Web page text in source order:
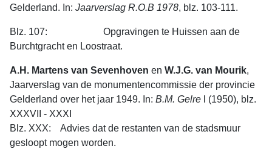
Gelderland. In: Jaarverslag R.O.B 1978, blz. 103-111.
Blz. 107: Opgravingen te Huissen aan de
Burchtgracht en Loostraat.
A.H. Martens van Sevenhoven en W.J.G. van Mourik,
Jaarverslag van de monumentencommissie der provincie
Gelderland over het jaar 1949. In: B.M. Gelre
l (1950), blz.
XXXVII - XXXI
Blz. XXX: Advies dat de restanten van de stadsmuur
gesloopt mogen worden.